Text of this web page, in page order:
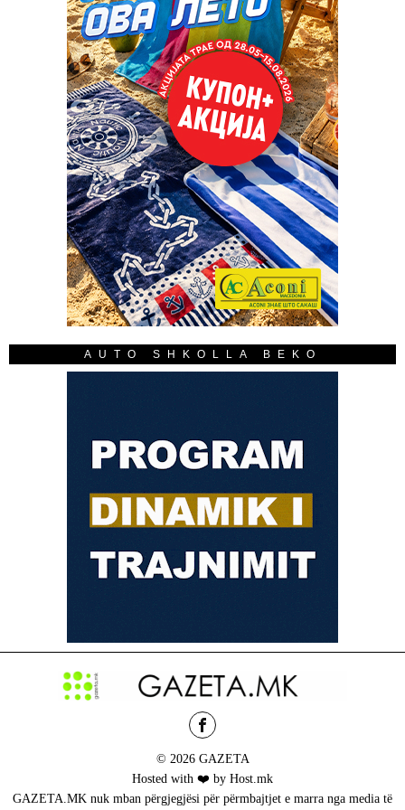
AUTO SHKOLLA BEKO
© 2026 GAZETA
Hosted with ❤️ by Host.mk
GAZETA.MK nuk mban përgjegjësi për përmbajtjet e marra nga media të